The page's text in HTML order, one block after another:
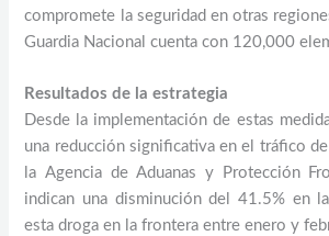
compromete la seguridad en otras
Guardia Nacional cuenta con 120,000
Resultados de la estrategia
Desde la implementación de estas
una reducción significativa en el tráfico
la Agencia de Aduanas y Protección
indican una disminución del 41.5% en
esta droga en la frontera entre enero y